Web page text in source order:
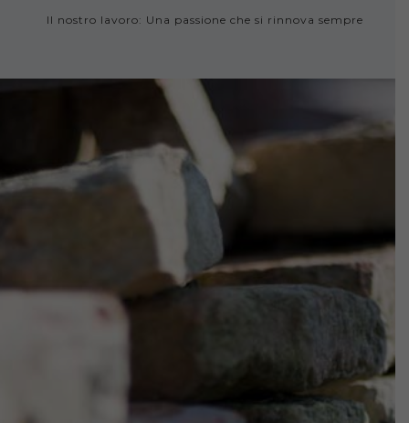
Il nostro lavoro: Una passione che si rinnova sempre